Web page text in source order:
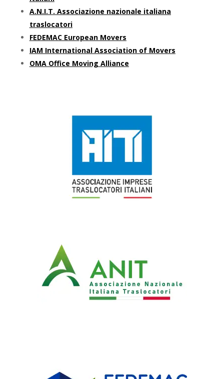
A.N.I.T. Associazione nazionale italiana
traslocatori
FEDEMAC European Movers
IAM International Association of Movers
OMA Office Moving Alliance